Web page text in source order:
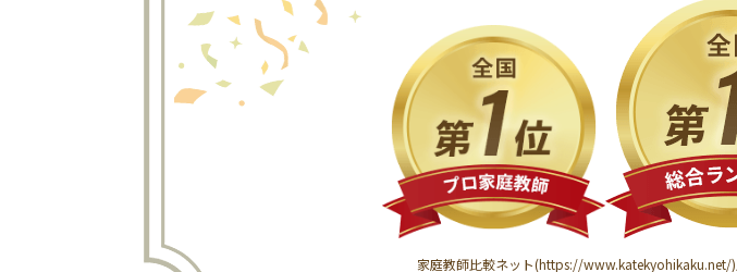
家庭教師比較ネット(https://www.katekyohikaku.net/)